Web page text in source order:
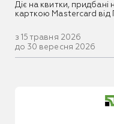
Діє на квитки,
карткою Mastercard від
з 15 травня 2026
до 30 вересня 2026